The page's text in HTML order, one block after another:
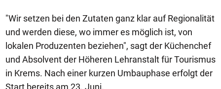
"Wir setzen bei den Zutaten ganz klar auf Regionalität
und werden diese, wo immer es möglich ist, von
lokalen Produzenten beziehen", sagt der Küchenchef
und Absolvent der Höheren Lehranstalt für Tourismus
in Krems. Nach einer kurzen Umbauphase erfolgt der
Start bereits am 23. Juni.